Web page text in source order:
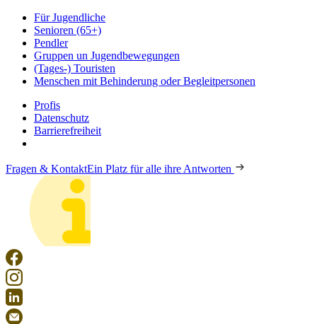
Für Jugendliche
Senioren (65+)
Pendler
Gruppen un Jugendbewegungen
(Tages-) Touristen
Menschen mit Behinderung oder Begleitpersonen
Profis
Datenschutz
Barrierefreiheit
Fragen & KontaktEin Platz für alle ihre Antworten